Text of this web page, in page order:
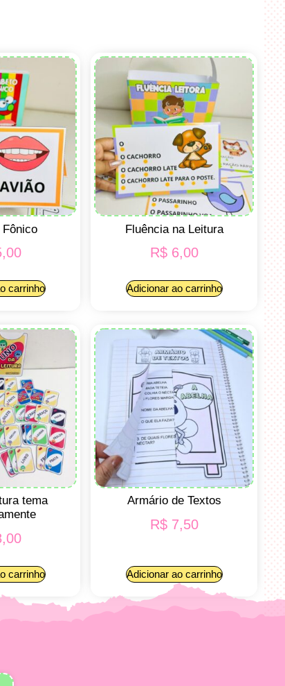
carrinho
Fluência na Leitura
R$6,00
Adicionar ao carrinho
tema
carrinho
Armário de Textos
R$7,50
Adicionar ao carrinho